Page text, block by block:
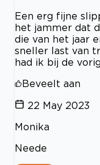
Een erg fijne
het jammer dat
die van het jaar
sneller last van
had ik bij de
Beveelt aan
22 May 2023
Monika
Neede